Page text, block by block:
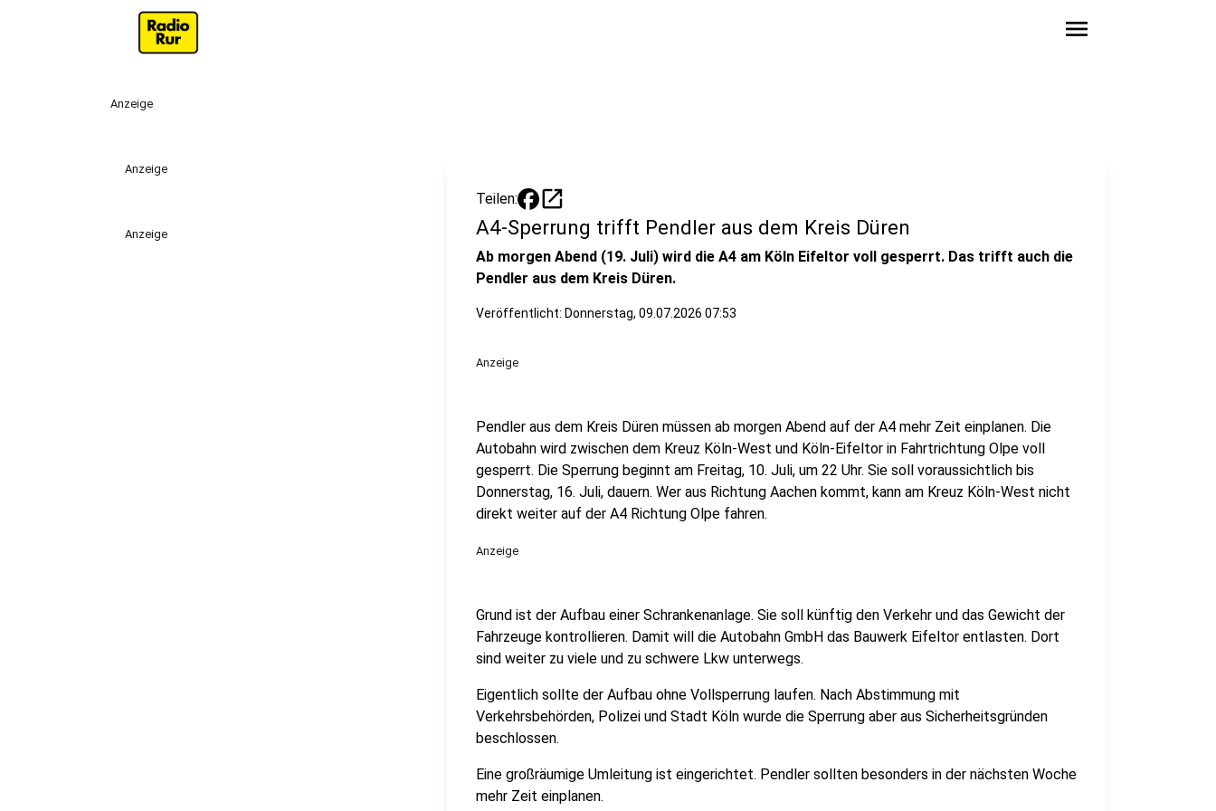
menu
Anzeige
Anzeige
Anzeige
Teilen: open_in_new
A4-Sperrung trifft Pendler aus dem Kreis Düren
Ab morgen Abend (19. Juli) wird die A4 am Köln Eifeltor voll gesperrt. Das trifft auch die
Pendler aus dem Kreis Düren.
Veröffentlicht: Donnerstag, 09.07.2026 07:53
Anzeige
Pendler aus dem Kreis Düren müssen ab morgen Abend auf der A4 mehr Zeit einplanen. Die
Autobahn wird zwischen dem Kreuz Köln-West und Köln-Eifeltor in Fahrtrichtung Olpe voll
gesperrt. Die Sperrung beginnt am Freitag, 10. Juli, um 22 Uhr. Sie soll voraussichtlich bis
Donnerstag, 16. Juli, dauern. Wer aus Richtung Aachen kommt, kann am Kreuz Köln-West nicht
direkt weiter auf der A4 Richtung Olpe fahren.
Anzeige
Grund ist der Aufbau einer Schrankenanlage. Sie soll künftig den Verkehr und das Gewicht der
Fahrzeuge kontrollieren. Damit will die Autobahn GmbH das Bauwerk Eifeltor entlasten. Dort
sind weiter zu viele und zu schwere Lkw unterwegs.
Eigentlich sollte der Aufbau ohne Vollsperrung laufen. Nach Abstimmung mit
Verkehrsbehörden, Polizei und Stadt Köln wurde die Sperrung aber aus Sicherheitsgründen
beschlossen.
Eine großräumige Umleitung ist eingerichtet. Pendler sollten besonders in der nächsten Woche
mehr Zeit einplanen.